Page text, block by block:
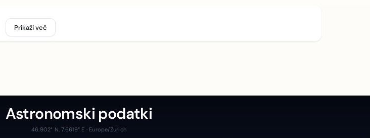
Prikaži več
Astronomski podatki
46.902° N, 7.6619° E · Europe/Zurich